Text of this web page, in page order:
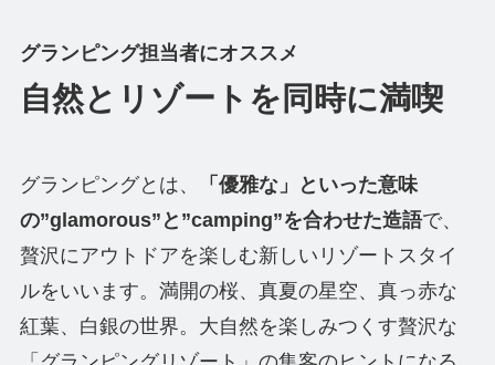
グランピング担当者にオススメ
自然とリゾートを同時に満喫
グランピングとは、
「優雅な」といった意味
の”glamorous”と”camping”を合わせた造語で、
贅沢にアウトドアを楽しむ新しいリゾートスタイ
ルをいいます。満開の桜、真夏の星空、真っ赤な
紅葉、白銀の世界。大自然を楽しみつくす贅沢な